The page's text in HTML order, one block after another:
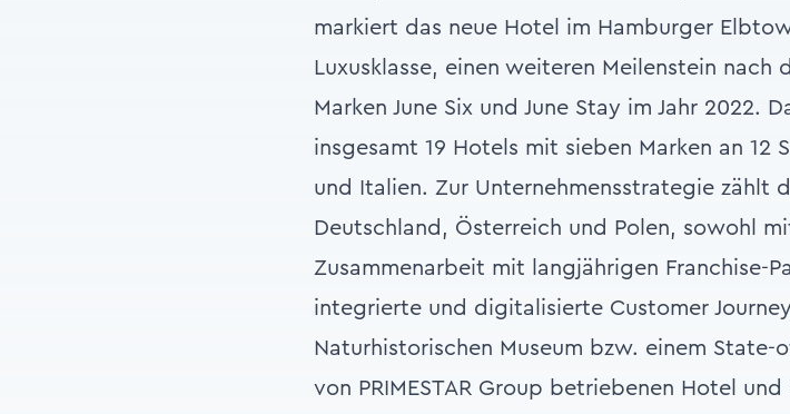
markiert das neue Hotel im Hamburger
Luxusklasse, einen weiteren Meilenstein
Marken June Six und June Stay im Jahr 2022.
insgesamt 19 Hotels mit sieben Marken an
und Italien. Zur Unternehmensstrategie zählt
Deutschland, Österreich und Polen, sowohl
Zusammenarbeit mit langjährigen Franchise-
integrierte und digitalisierte Customer
Naturhistorischen Museum bzw. einem
von PRIMESTAR Group betriebenen Hotel